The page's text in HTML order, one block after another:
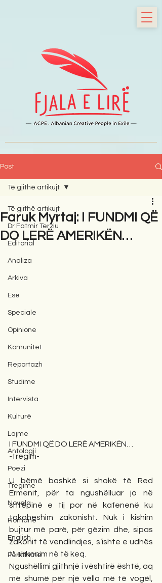
Post
Të gjithë artikujt
Dr Fatmir Terziu
Editorial
Analiza
Arkiva
Ese
Speciale
Opinione
Komunitet
Reportazh
Studime
Intervista
Kulturë
Lajme
Antologji
Poezi
Tregime
Novela
Romane
English
Përkthime
Të gjithë artikujt
Faruk Myrtaj: I FUNDMI QË
DO LERË AMERIKËN…
I FUNDMI QË DO LERË AMERIKËN…
-tregim-
U bëmë bashkë si shokë të Red
Ermenit, për ta ngushëlluar jo në
shtëpinë e tij por në kafenenë ku
takoheshim zakonisht. Nuk i kishim
bujtur më parë, për gëzim dhe, sipas
zakonit të vendlindjes, s’ishte e udhës
t’i shkonim në të keq.
Ngushëllimi gjithnjë i vështirë është, aq
më shumë për një vëlla më të vogël,